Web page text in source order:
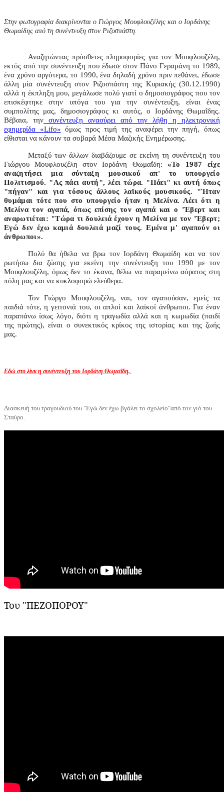
Στην φωτογραφία διακρίνονται ο Γιώργος Μουφλουζέλης και ο Ιορδάνης
Θωμαίδης από τη συνέντευξη στον Ριζοσπάστη.
Αναζητώντας πρόσθετες πληροφορίες για τον Μουφλουζέλη,
εκτός από την συνέντευξη που έδωσε στον Πάνο Γεραμάνη το 1989,
ένα χρόνο αργότερα, το 1990, ένα δηλαδή χρόνο πριν πεθάνει, έδωσε
άλλη μία συνέντευξη στον Ριζοσπάστη της Κυριακής (30.12.1990)
αλλά η έκπληξη μου, μεγάλωσε πολύ γιατί ο δημοσιογράφος που τον
επισκέφτηκε στην υπόγα του για την συνέντευξη, είναι ένας
συμπολίτης μας, δημοσιογράφος κι αυτός, ο Ιορδάνης Θωμαΐδης.
Βέβαια, τηνσυνέντευξη ανασύρει από την λήθη η ηλεκτρονική
εφημερίδα «Lifo» όμως προς τιμή της αναφέρει την πηγή, όπως
είθισται να κάνουν τα σοβαρά Μέσα Μαζικής Ενημέρωσης.
Μεταξύ των άλλων διαβάζουμε σε εκείνη τη συνέντευξη του
Γιώργου Μουφλουζέλη στον Ιορδάνη Θωμαΐδη: «Το 1987 είχε
αναζητήσει μια σύνταξη μουσικού απ' το υπουργείο
Πολιτισμού. "Ας πάει αυτή", λέει τώρα. "Πάει" κι αυτή όπως
"πήγαν" και για τόσους άλλους λαϊκούς μουσικούς. "Ήταν
θυμάμαι τότε που στο υπουργείο ήταν η Μελίνα. Λέει ότι η
Μελίνα τον αγαπά, όπως επίσης τον αγαπά και ο 'Έβερτ και
αναρωτιέται: "Τώρα τι δουλειά έχουν η Μελίνα με τον 'Έβερτ;
Εγώ δεν έχω καμιά δουλειά μαζί τους. Εμένα μ' αγαπούν οι
άνθρωποι».
Πολύ θα ήθελα να βρω τον Ιορδάνη Θωμαίδη και να τον
ρωτήσω δια ζώσης για εκείνη την συνέντευξη του 1990 με τον
Μουφλουζέλη, όμως δεν το έκανα, θέλω να παραμείνω αόρατος στη
πόλη μας και να κυκλοφορώ ελεύθερα.
Τον Γιώργο Μουφλουζέλη, ναι, τον αγαπούσαν, εμείς τα
παιδιά τότε, η γειτονιά του, οι απλοί και λαϊκοί άνθρωποι. Για έναν
παραπάνω ίσως λόγο, διότι η τραγωδία αλλά και η κωμωδία (παιδί
της πρώτης), είναι ο συνεκτικός κρίκος της ιστορίας και της ζωής
μας.
Εδώ στο λίνκ η συνέντευξη του Ιορδάνη Θωμαΐδη.
Διασκευή του τραγουδιού του "Εγώ δεν έχω βγάλει το σχολείο"από τον γιό του
Σταύρο.
Του "ΠΕΖΟΠΟΡΟΥ"